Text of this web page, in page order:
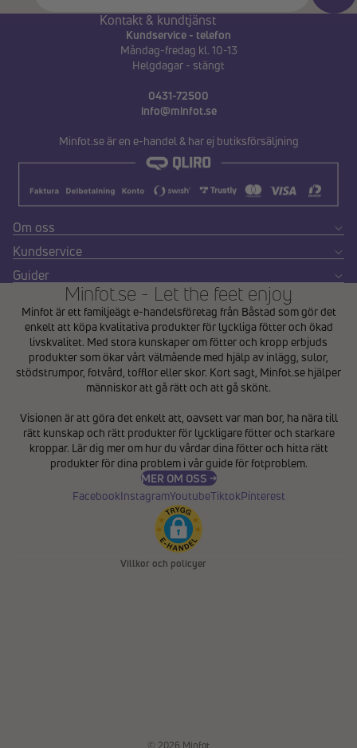
Kontakt & kundtjänst
Kundservice - telefon
Måndag-fredag kl. 10-13
Helgdagar - stängt
0431-72500
info@minfot.se
Minfot.se är en e-handel & har ej butiksförsäljning
Om oss
Kundservice
Guider
Minfot.se - Let the feet enjoy
Minfot är ett familjeägt e-handelsföretag från Båstad som gör det
enkelt att köpa kvalitativa produkter för lyckliga fötter och ökad
livskvalitet. Med stora kunskaper om fötter och kropp erbjuds
produkter som ökar vårt välmående med hjälp av inlägg, sulor,
stödstrumpor, fotvård, tofflor eller skor. Kort sagt, Minfot.se hjälper
människor att gå rätt och att gå skönt.
Visionen är att göra det enkelt att, oavsett var man bor, ha nära till
rätt kunskap och rätt produkter för lyckligare fötter och starkare
kroppar. Lär dig mer om hur du vårdar dina fötter och hitta rätt
produkter för dina problem i vårguide för fotproblem.
MER OM OSS →
FacebookInstagramYoutubeTiktokPinterest
Villkor och policyer
Återbetalningspolicy
Användarvillkor
Fraktpolicy
Kontaktinformation
Avbeställningspolicy
Rättsligt meddelande
© 2026 Minfot